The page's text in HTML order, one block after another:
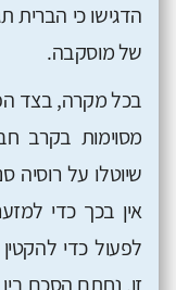
הדגישו כי הברית
של מוסקבה.
בכל מקרה, בצד
מסוימות בקרב
שיוטלו על רוסיה
אין בכך כדי
לפעול כדי